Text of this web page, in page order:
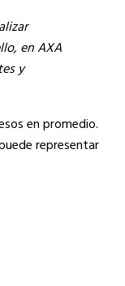
en AXA
y
en promedio.
representar